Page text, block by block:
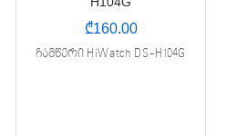
₾160.00
ჩამწერი HiWatch DS-H104G